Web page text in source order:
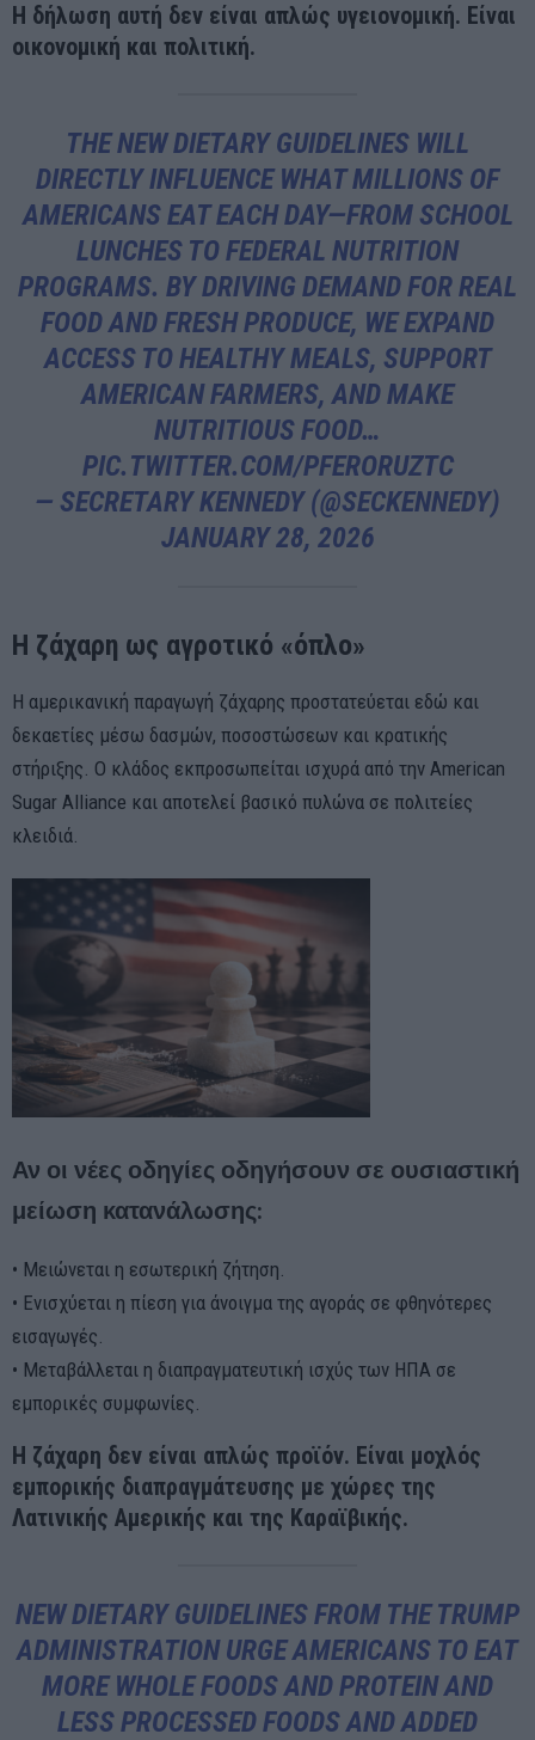
Η δήλωση αυτή δεν είναι απλώς υγειονομική. Είναι
οικονομική και πολιτική.
THE NEW DIETARY GUIDELINES WILL
DIRECTLY INFLUENCE WHAT MILLIONS OF
AMERICANS EAT EACH DAY—FROM SCHOOL
LUNCHES TO FEDERAL NUTRITION
PROGRAMS. BY DRIVING DEMAND FOR REAL
FOOD AND FRESH PRODUCE, WE EXPAND
ACCESS TO HEALTHY MEALS, SUPPORT
AMERICAN FARMERS, AND MAKE
NUTRITIOUS FOOD…
PIC.TWITTER.COM/PFERORUZTC
— SECRETARY KENNEDY (@SECKENNEDY)
JANUARY 28, 2026
Η ζάχαρη ως αγροτικό «όπλο»
Η αμερικανική παραγωγή ζάχαρης προστατεύεται εδώ και
δεκαετίες μέσω δασμών, ποσοστώσεων και κρατικής
στήριξης. Ο κλάδος εκπροσωπείται ισχυρά από την American
Sugar Alliance και αποτελεί βασικό πυλώνα σε πολιτείες
κλειδιά.
Αν οι νέες οδηγίες οδηγήσουν σε ουσιαστική
μείωση κατανάλωσης:
• Μειώνεται η εσωτερική ζήτηση.
• Ενισχύεται η πίεση για άνοιγμα της αγοράς σε φθηνότερες
εισαγωγές.
• Μεταβάλλεται η διαπραγματευτική ισχύς των ΗΠΑ σε
εμπορικές συμφωνίες.
Η ζάχαρη δεν είναι απλώς προϊόν. Είναι μοχλός
εμπορικής διαπραγμάτευσης με χώρες της
Λατινικής Αμερικής και της Καραϊβικής.
NEW DIETARY GUIDELINES FROM THE TRUMP
ADMINISTRATION URGE AMERICANS TO EAT
MORE WHOLE FOODS AND PROTEIN AND
LESS PROCESSED FOODS AND ADDED